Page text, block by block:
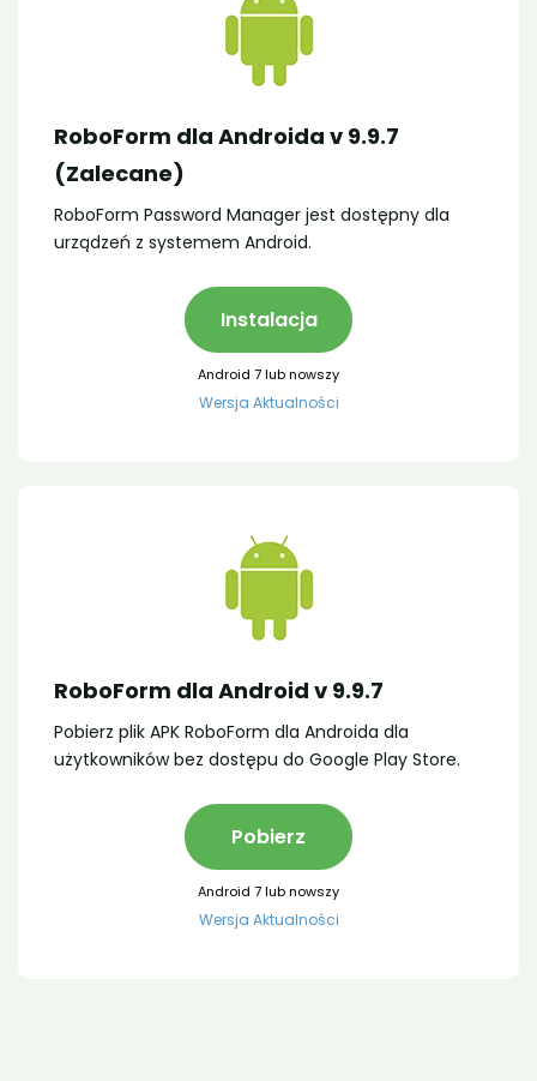
RoboForm dla Androida v 9.9.7
(Zalecane)
RoboForm Password Manager jest dostępny dla
urządzeń z systemem Android.
Instalacja
Android 7 lub nowszy
Wersja Aktualności
RoboForm dla Android v 9.9.7
Pobierz plik APK RoboForm dla Androida dla
użytkowników bez dostępu do Google Play Store.
Pobierz
Android 7 lub nowszy
Wersja Aktualności